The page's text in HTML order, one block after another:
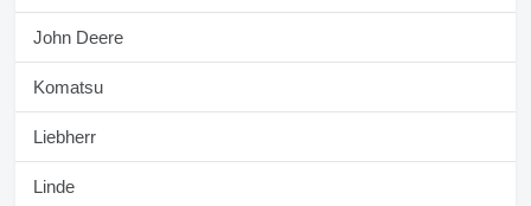
John Deere
Komatsu
Liebherr
Linde